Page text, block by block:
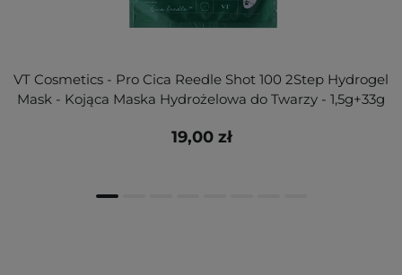
VT Cosmetics - Pro Cica Reedle Shot 100 2Step Hydrogel
Mask - Kojąca Maska Hydrożelowa do Twarzy - 1,5g+33g
19,00 zł